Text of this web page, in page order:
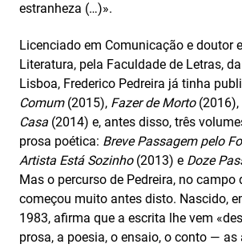
estranheza (…)».
Licenciado em Comunicação e doutor
Literatura, pela Faculdade de Letras,
Lisboa, Frederico Pedreira já tinha
Comum(2015), Fazer de Morto(2016),
Casa (2014) e, antes disso, três
prosa poética: Breve Passagem pelo
Artista Está Sozinho(2013) e Doze
Mas o percurso de Pedreira, no campo
começou muito antes disto. Nascido,
1983, afirma que a escrita lhe vem
prosa, a poesia, o ensaio, o conto — as